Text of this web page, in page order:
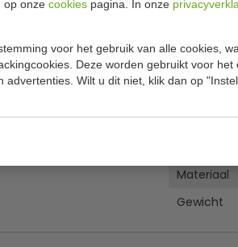
op onze cookies pagina. In onze
voor het gebruik van alle cookies,
Deze worden gebruikt voor het
Wilt u dit niet, klik dan op
Inhoud
Kleur
Materiaal
Gewicht